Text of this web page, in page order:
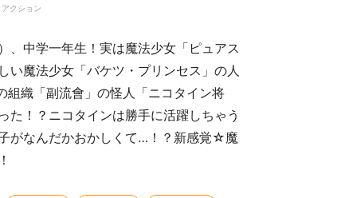
アクション
、中学一年生！実は魔法少女「ピュアス
い魔法少女「バケツ・プリンセス」の人
織「副流會」の怪人「ニコタイン将
た！？ニコタインは勝手に活躍しちゃう
がなんだかおかしくて…！？新感覚☆魔